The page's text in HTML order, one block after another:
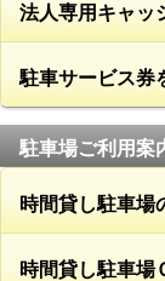
法人専用キャッ
駐車サービス券
駐車場ご利用案
時間貸し駐車場
時間貸し駐車場